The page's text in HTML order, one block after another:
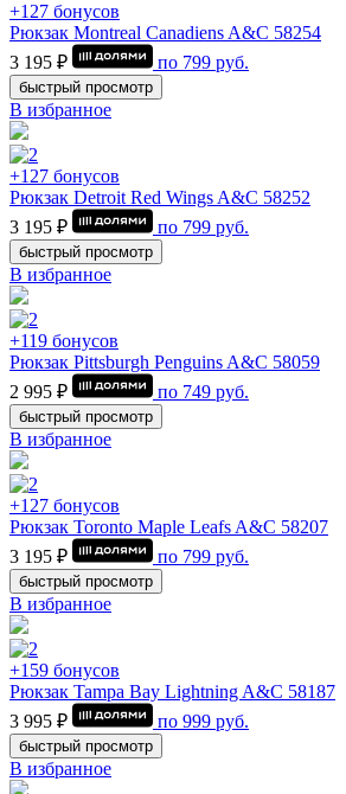
+127 бонусов
Рюкзак Montrеal Canadiens A&C 58254
3 195 ₽
по 799 руб.
быстрый просмотр
В избранное
+127 бонусов
Рюкзак Detroit Red Wings A&C 58252
3 195 ₽
по 799 руб.
быстрый просмотр
В избранное
+119 бонусов
Рюкзак Pittsburgh Penguins A&C 58059
2 995 ₽
по 749 руб.
быстрый просмотр
В избранное
+127 бонусов
Рюкзак Toronto Maple Leafs A&C 58207
3 195 ₽
по 799 руб.
быстрый просмотр
В избранное
+159 бонусов
Рюкзак Tampa Bay Lightning A&C 58187
3 995 ₽
по 999 руб.
быстрый просмотр
В избранное